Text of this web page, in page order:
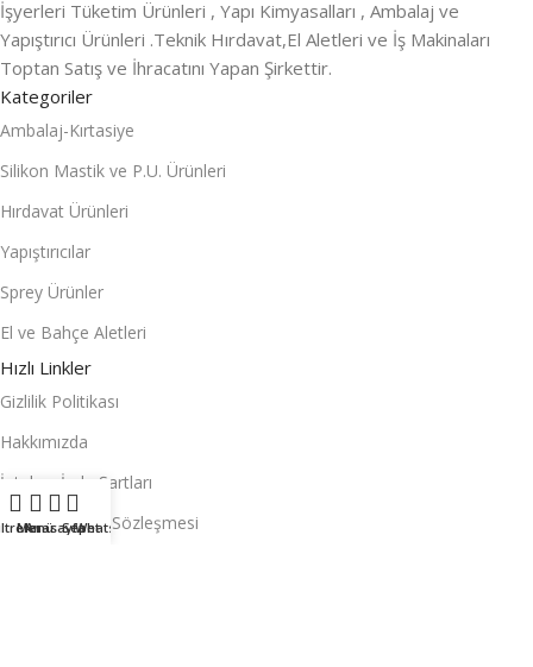
İşyerleri Tüketim Ürünleri , Yapı Kimyasalları , Ambalaj ve
Yapıştırıcı Ürünleri .Teknik Hırdavat,El Aletleri ve İş Makinaları
Toptan Satış ve İhracatını Yapan Şirkettir.
Kategoriler
Ambalaj-Kırtasiye
Silikon Mastik ve P.U. Ürünleri
Hırdavat Ürünleri
Yapıştırıcılar
Sprey Ürünler
El ve Bahçe Aletleri
Hızlı Linkler
Gizlilik Politikası
Hakkımızda
İptal ve İade Şartları
Mesafeli Satış Sözleşmesi
Menü
Anasayfa
Sepet
Whatsapp